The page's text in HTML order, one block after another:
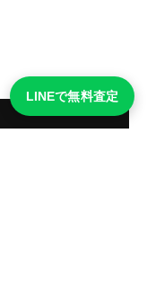
LINEで無料査定